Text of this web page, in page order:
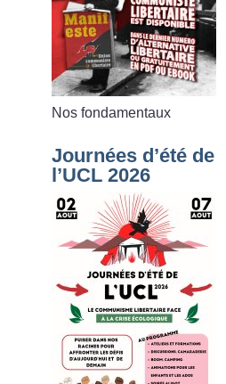
Nos fondamentaux
Journées d’été de
l’UCL 2026